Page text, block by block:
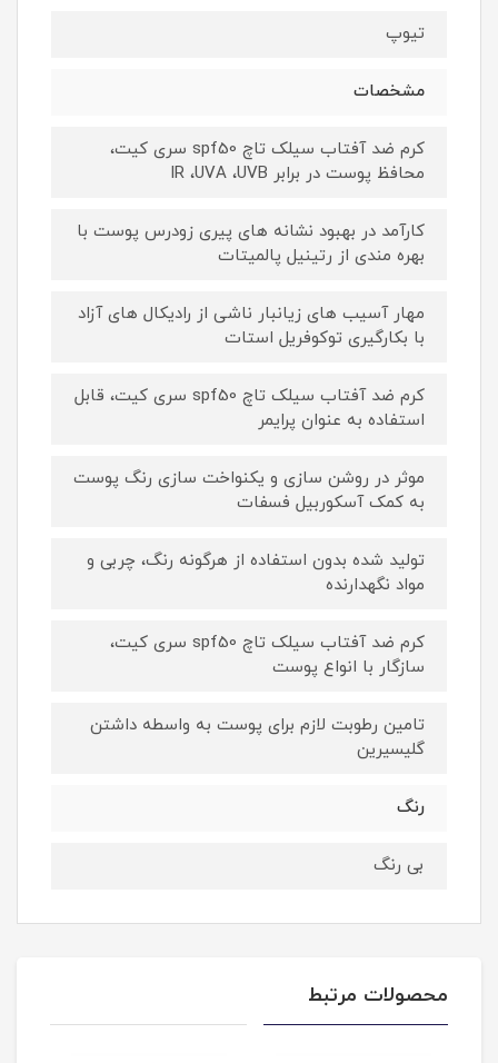
تیوپ
مشخصات
کرم ضد آفتاب سیلک تاچ spf50 سری کیت،
محافظ پوست در برابر IR ،UVA ،UVB
کارآمد در بهبود نشانه های پیری زودرس پوست با
بهره مندی از رتینیل پالمیتات
مهار آسیب های زیانبار ناشی از رادیکال های آزاد
با بکارگیری توکوفریل استات
کرم ضد آفتاب سیلک تاچ spf50 سری کیت، قابل
استفاده به عنوان پرایمر
موثر در روشن سازی و یکنواخت سازی رنگ پوست
به کمک آسکوربیل فسفات
تولید شده بدون استفاده از هرگونه رنگ، چربی و
مواد نگهدارنده
کرم ضد آفتاب سیلک تاچ spf50 سری کیت،
سازگار با انواع پوست
تامین رطوبت لازم برای پوست به واسطه داشتن
گلیسیرین
رنگ
بی رنگ
محصولات مرتبط